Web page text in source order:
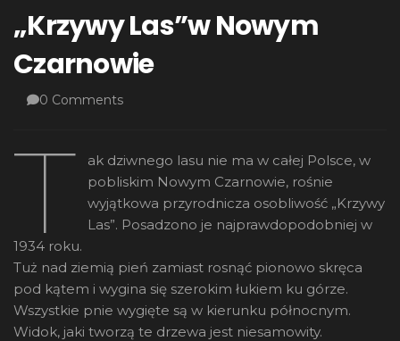
„Krzywy Las”w Nowym
Czarnowie
0 Comments
T
ak dziwnego lasu nie ma w całej Polsce, w
pobliskim Nowym Czarnowie, rośnie
wyjątkowa przyrodnicza osobliwość „Krzywy
Las”. Posadzono je najprawdopodobniej w
1934 roku.
Tuż nad ziemią pień zamiast rosnąć pionowo skręca
pod kątem i wygina się szerokim łukiem ku górze.
Wszystkie pnie wygięte są w kierunku północnym.
Widok, jaki tworzą te drzewa jest niesamowity.